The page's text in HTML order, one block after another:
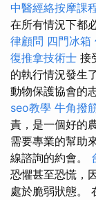
中醫經絡按摩課
在所有情況下都
律顧問 四門冰箱
復推拿技術士 接
的執行情況發生
動物保護協會的
seo教學 牛角撥
責，是一個好的
需要專業的幫助
線諮詢的約會。
恐懼甚至恐慌，
處於脆弱狀態。